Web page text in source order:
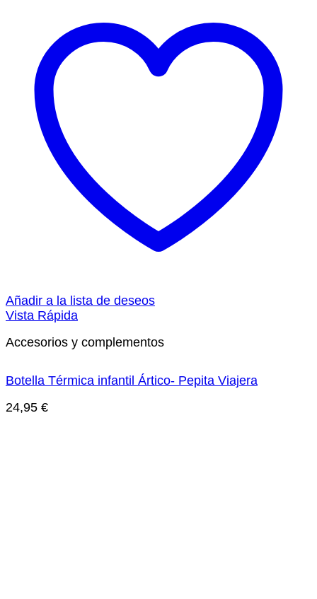
Añadir a la lista de deseos
Vista Rápida
Accesorios y complementos
Botella Térmica infantil Ártico- Pepita Viajera
24,95 €